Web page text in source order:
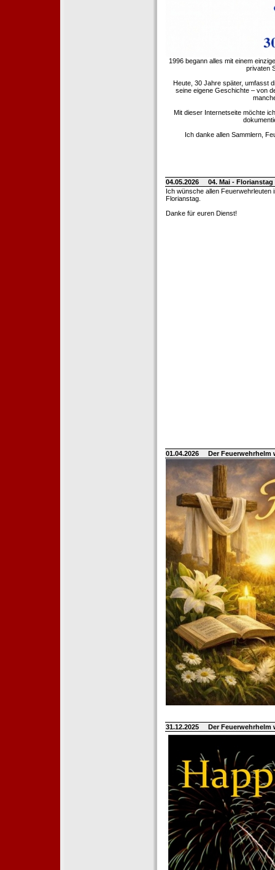
1996 begann alles mit einem
privaten
Heute, 30 Jahre später, umfasst
seine eigene Geschichte – von
Mit dieser Internetseite möchte
Ich danke allen Sammlern,
04.05.2026
04. Mai -
Ich wünsche allen Feuerwehrleuten
Florianstag.
Danke für euren Dienst!
01.04.2026 Der
31.12.2025 Der